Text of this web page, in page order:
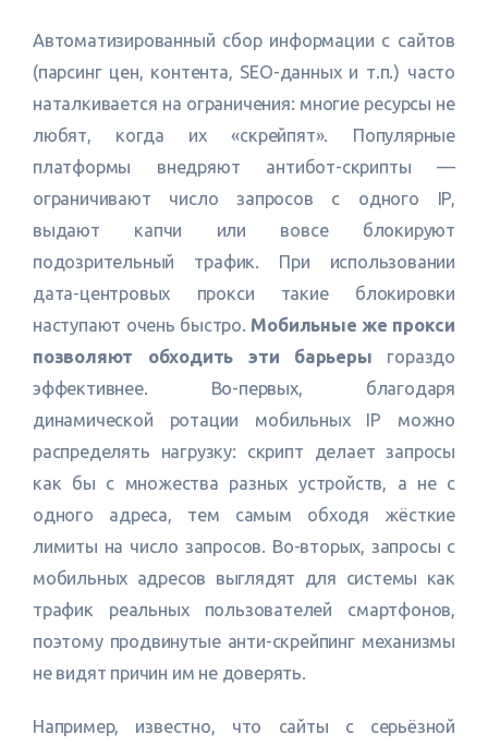
Автоматизированный сбор информации с сайтов
(парсинг цен, контента, SEO-данных и т.п.) часто
наталкивается на ограничения: многие ресурсы не
любят, когда их «скрейпят». Популярные
платформы внедряют антибот-скрипты —
ограничивают число запросов с одного IP,
выдают капчи или вовсе блокируют
подозрительный трафик. При использовании
дата-центровых прокси такие блокировки
наступают очень быстро. Мобильные же прокси
позволяют обходить эти барьеры гораздо
эффективнее. Во-первых, благодаря
динамической ротации мобильных IP можно
распределять нагрузку: скрипт делает запросы
как бы с множества разных устройств, а не с
одного адреса, тем самым обходя жёсткие
лимиты на число запросов. Во-вторых, запросы с
мобильных адресов выглядят для системы как
трафик реальных пользователей смартфонов,
поэтому продвинутые анти-скрейпинг механизмы
не видят причин им не доверять.
Например, известно, что сайты с серьёзной